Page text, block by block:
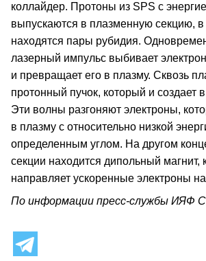
коллайдер. Протоны из SPS с
выпускаются в плазменную секцию, в
находятся пары рубидия.
лазерный импульс выбивает
и превращает его в плазму. Сквозь
протонный пучок, который и создает
Эти волны разгоняют электроны,
в плазму с относительно низкой
определенным углом. На другом
секции находится дипольный магнит,
направляет ускоренные электроны на
По информации пресс-службы ИЯФ